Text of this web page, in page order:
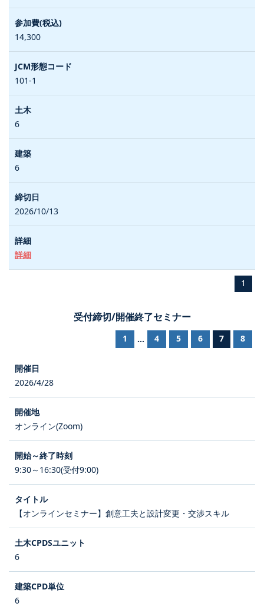
14,300
101-1
6
6
2026/10/13
詳細
1
受付締切/開催終了セミナー
1 ... 4 5 6 7 8
2026/4/28
オンライン(Zoom)
9:30～16:30(受付9:00)
【オンラインセミナー】創意工夫と設計変更・交渉スキル
6
6